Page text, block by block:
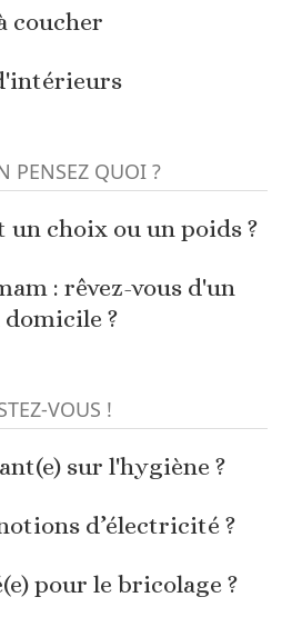
coucher
PENSEZ QUOI ?
un choix ou un poids ?
: rêvez-vous d'un
domicile ?
VOUS !
sur l'hygiène ?
d’électricité ?
pour le bricolage ?